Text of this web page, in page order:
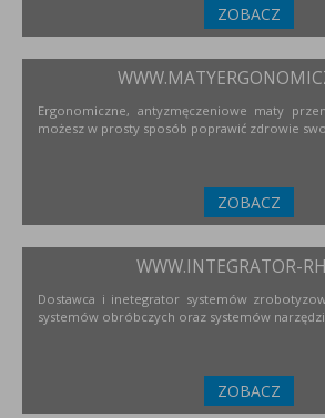
ZOBACZ
Ergonomiczne, antyzmęczeniowe maty
możesz w prosty sposób poprawić zdrowie
ZOBACZ
WWW.INTEGRATOR-
Dostawca i inetegrator systemów
systemów obróbczych oraz systemów
ZOBACZ